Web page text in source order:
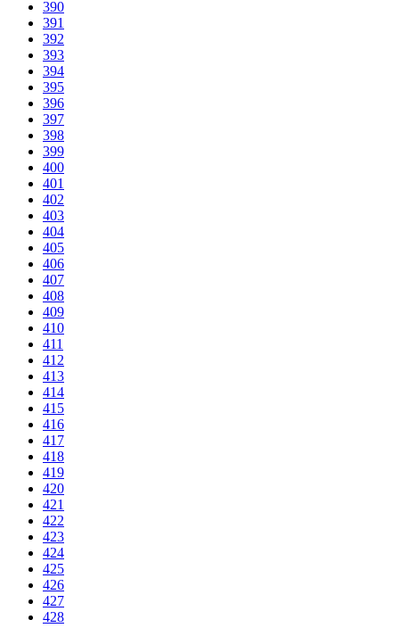
390
391
392
393
394
395
396
397
398
399
400
401
402
403
404
405
406
407
408
409
410
411
412
413
414
415
416
417
418
419
420
421
422
423
424
425
426
427
428